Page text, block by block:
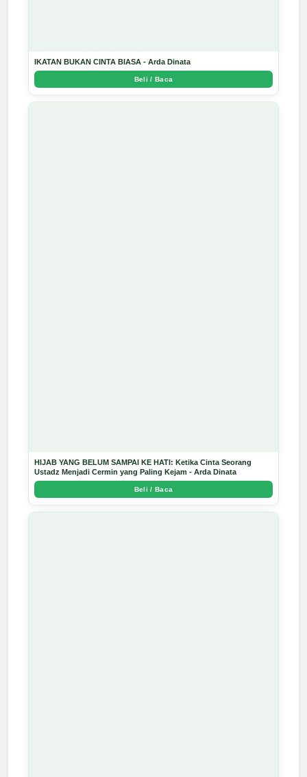
IKATAN BUKAN CINTA BIASA - Arda Dinata
Beli / Baca
HIJAB YANG BELUM SAMPAI KE HATI: Ketika Cinta Seorang
Ustadz Menjadi Cermin yang Paling Kejam - Arda Dinata
Beli / Baca